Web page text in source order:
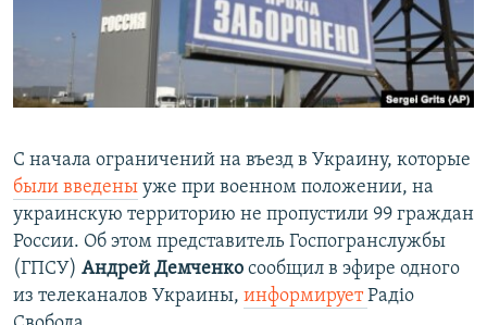
ПОБЕДИТЕЛЕЙ НЕ СУДЯТ?
КРЫМ.НЕПОКОРЕННЫЙ
ELIFBE
ПРИСОЕДИНЯЙТЕСЬ!
Все сайты RFE/RL
С начала ограничений на въезд в Украину, которые
были введены уже при военном положении, на
украинскую территорию не пропустили 99 граждан
России. Об этом представитель Госпогранслужбы
(ГПСУ) Андрей Демченко сообщил в эфире одного
из телеканалов Украины, информируетРадіо